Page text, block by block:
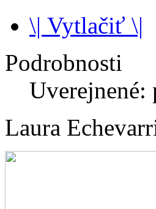
\| Vytlačiť \|
Podrobnosti
Uverejnené:
Laura